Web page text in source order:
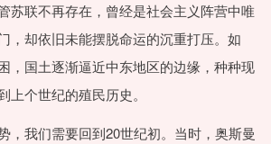
苏联不再存在，曾经是社会主义阵营中唯
却依旧未能摆脱命运的沉重打压。如
，国土逐渐逼近中东地区的边缘，种种现
上个世纪的殖民历史。
，我们需要回到20世纪初。当时，奥斯曼